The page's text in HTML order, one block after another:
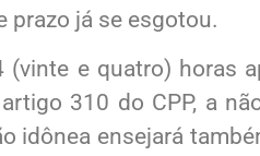
prazo já se esgotou.
(vinte e quatro) horas
310 do CPP, a
idônea ensejará